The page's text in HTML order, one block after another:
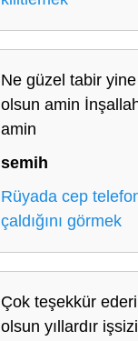
Ne güzel tabir yine
olsun amin
amin
semih
Rüyada cep
çaldığını görmek
Çok teşekkür
olsun yıllardır